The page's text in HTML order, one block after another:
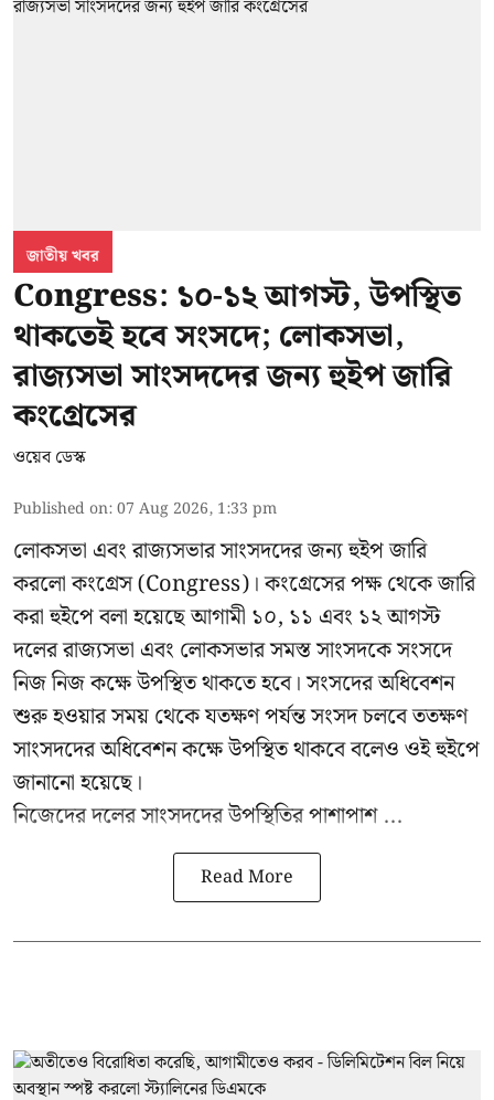
জাতীয় খবর
Congress: ১০-১২ আগস্ট, উপস্থিত
থাকতেই হবে সংসদে; লোকসভা,
রাজ্যসভা সাংসদদের জন্য হুইপ জারি
কংগ্রেসের
ওয়েব ডেস্ক
Published on:07 Aug 2026, 1:33 pm
লোকসভা এবং রাজ্যসভার সাংসদদের জন্য হুইপ জারি
করলো কংগ্রেস (Congress)। কংগ্রেসের পক্ষ থেকে জারি
করা হুইপে বলা হয়েছে আগামী ১০, ১১ এবং ১২ আগস্ট
দলের রাজ্যসভা এবং লোকসভার সমস্ত সাংসদকে সংসদে
নিজ নিজ কক্ষে উপস্থিত থাকতে হবে। সংসদের অধিবেশন
শুরু হওয়ার সময় থেকে যতক্ষণ পর্যন্ত সংসদ চলবে ততক্ষণ
সাংসদদের অধিবেশন কক্ষে উপস্থিত থাকবে বলেও ওই হুইপে
জানানো হয়েছে।
নিজেদের দলের সাংসদদের উপস্থিতির পাশাপাশ ...
Read More